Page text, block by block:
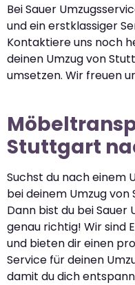
Bei Sauer
und ein erstklassiger
Kontaktiere uns noch
deinen Umzug von
umsetzen. Wir freuen
Stuttgart
Suchst du nach einem
bei deinem Umzug
Dann bist du bei Sauer
genau richtig! Wir sind
und bieten dir einen
Service für deinen
damit du dich